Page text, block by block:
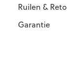
Ruilen &
Garantie